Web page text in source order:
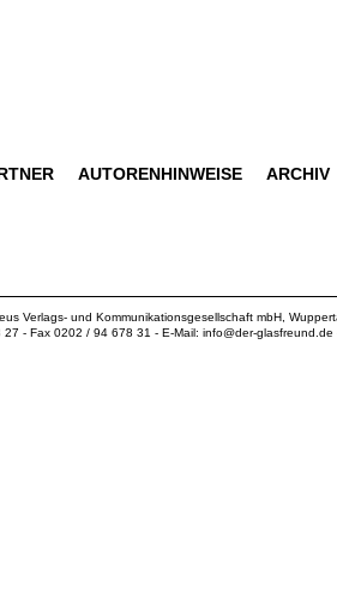
AUTORENHINWEISE ARCHIV
Verlags- und Kommunikationsgesellschaft mbH ,
- Fax 0202 / 94 678 31 - E-Mail: info@der-glasfreund.de